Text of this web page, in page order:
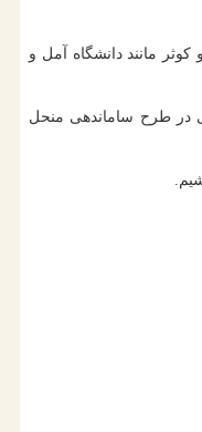
مانند دانشگاه آمل و
در طرح ساماندهی منحل